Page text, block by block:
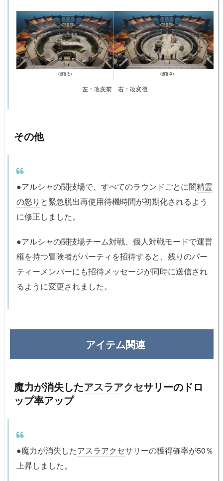
左：改変前 右：改変後
その他
●アルシャの闘技場で、すべてのラウンドごとに闇精霊
の怒り と緊急脱出再使用待機時間が初期化されるよう
に修正しました。
●アルシャの闘技場チーム対戦、個人対戦モードで運営
権を持つ冒険者がパーティを招待すると、残りのパー
ティーメンバーにも招待メッセージが同時に送信され
るように変更されました。
アイテム関連
魔力が消失したアスラアクセサリーのドロ
ップ率アップ
●魔力が消失したアスラアクセサリーの獲得確率が50％
上昇しました。